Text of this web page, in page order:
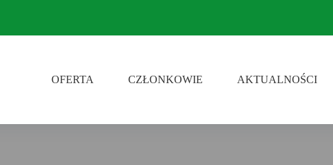
OFERTA CZŁONKOWIE AKTUALNOŚCI